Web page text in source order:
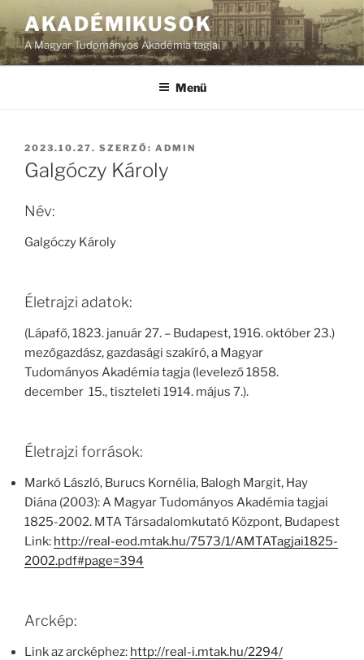
AKADÉMIKUSOK
A Magyar Tudományos Akadémia tagjai
Menü
BEKÜLDVE:
2023.10.27. SZERZŐ: ADMIN
Galgóczy Károly
Név:
Galgóczy Károly
Életrajzi adatok:
(Lápafő, 1823. január 27. – Budapest, 1916. október 23.)
mezőgazdász, gazdasági szakíró, a Magyar
Tudományos Akadémia tagja (levelező 1858.
december 15., tiszteleti 1914. május 7.).
Életrajzi források:
Markó László, Burucs Kornélia, Balogh Margit, Hay
Diána (2003): A Magyar Tudományos Akadémia tagjai
1825-2002. MTA Társadalomkutató Központ, Budapest
Link: http://real-eod.mtak.hu/7573/1/AMTATagjai1825-
2002.pdf#page=394
Arckép:
Link az arcképhez: http://real-i.mtak.hu/2294/